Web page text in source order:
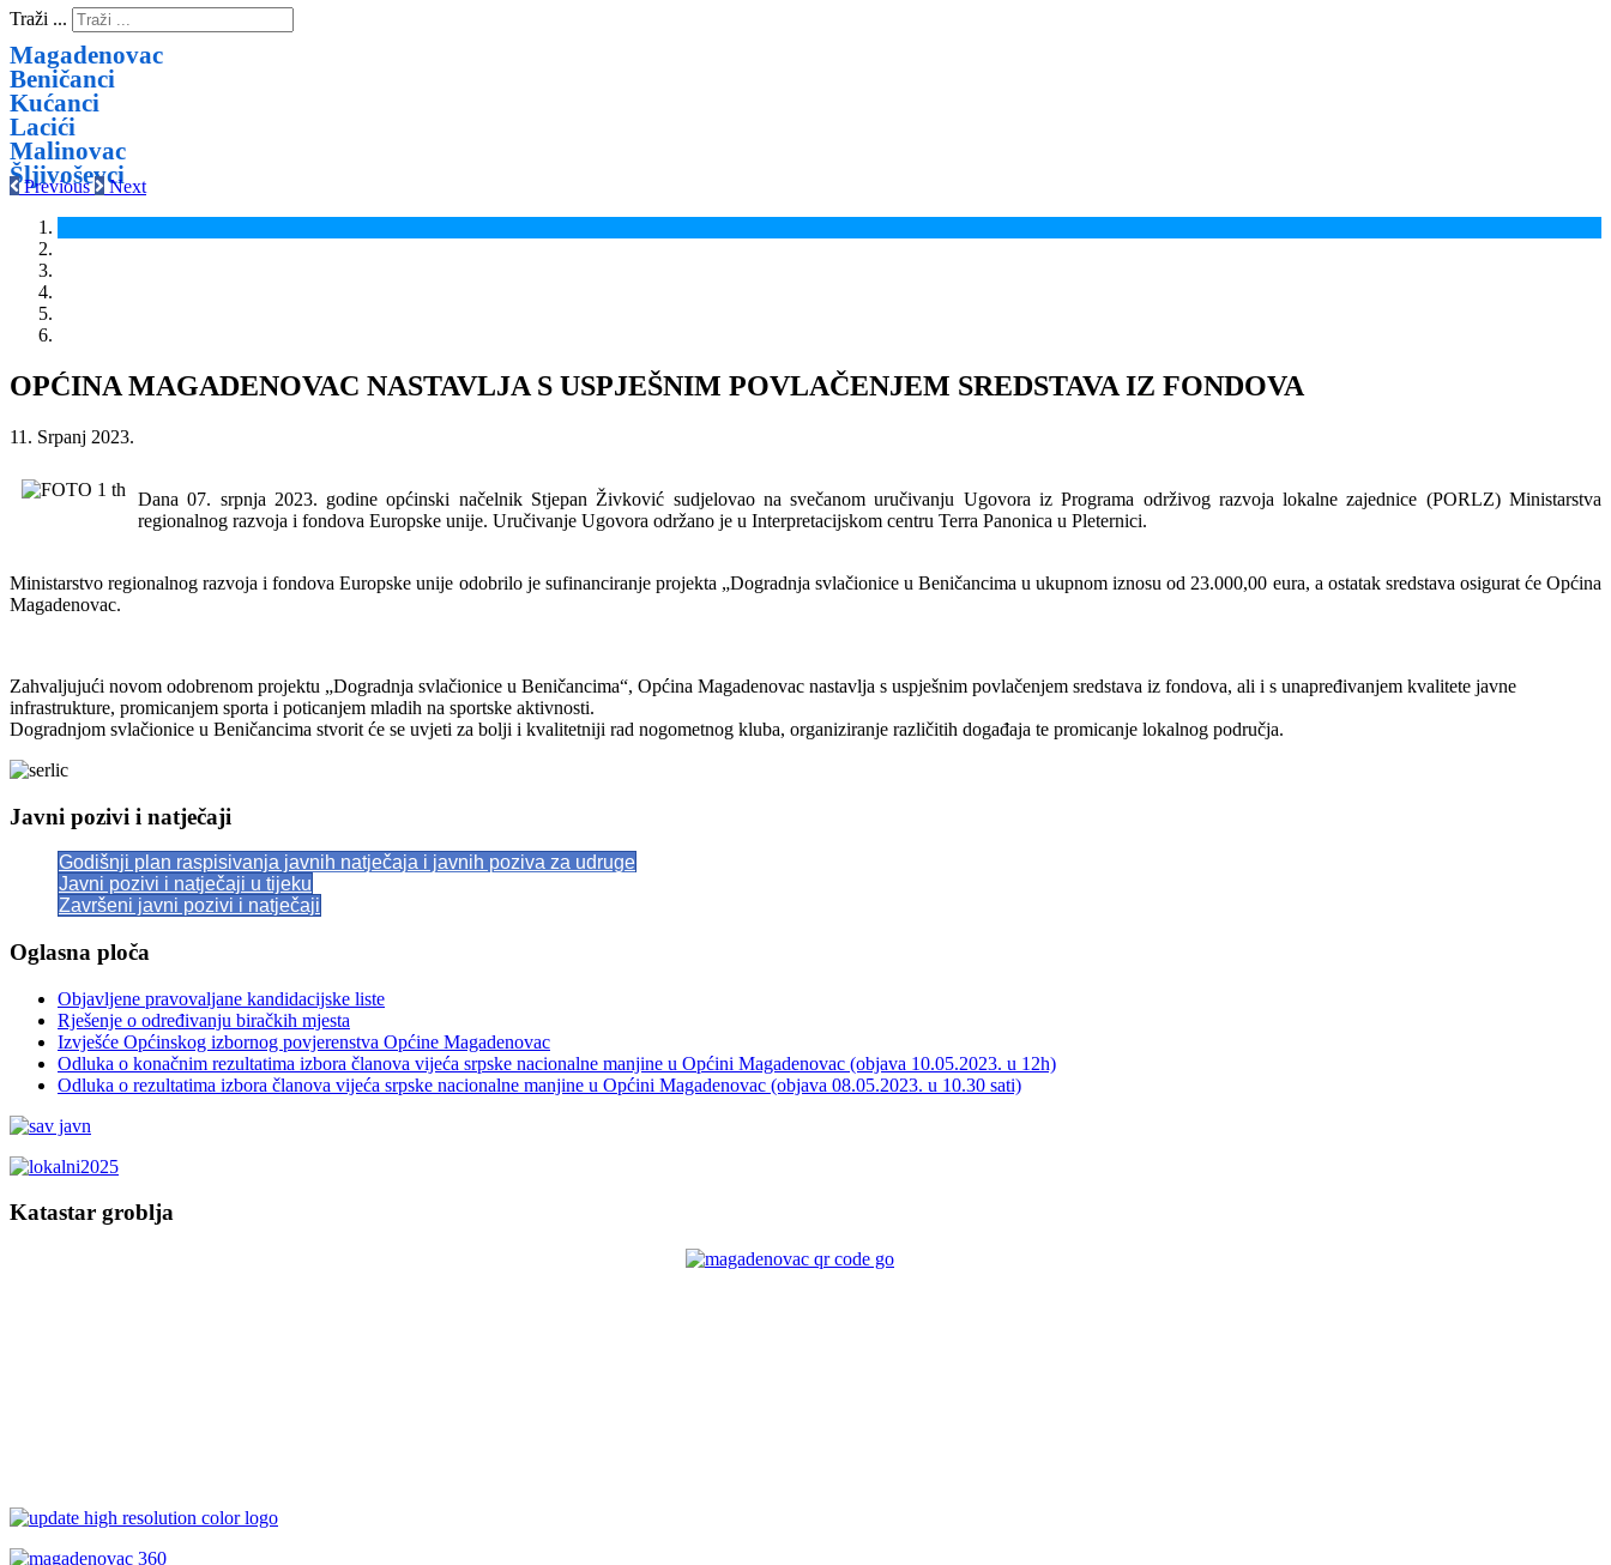
Traži ...
Magadenovac
Beničanci
Kućanci
Lacići
Malinovac
Šljivoševci
Previous Next
OPĆINA MAGADENOVAC NASTAVLJA S USPJEŠNIM POVLAČENJEM SREDSTAVA IZ FONDOVA
11. Srpanj 2023.
Dana 07. srpnja 2023. godine općinski načelnik Stjepan Živković sudjelovao na svečanom uručivanju Ugovora iz Programa održivog razvoja lokalne zajednice (PORLZ) Ministarstva
regionalnog razvoja i fondova Europske unije. Uručivanje Ugovora održano je u Interpretacijskom centru Terra Panonica u Pleternici.
Ministarstvo regionalnog razvoja i fondova Europske unije odobrilo je sufinanciranje projekta „Dogradnja svlačionice u Beničancima u ukupnom iznosu od 23.000,00 eura, a ostatak sredstava osigurat će Općina
Magadenovac.
Zahvaljujući novom odobrenom projektu „Dogradnja svlačionice u Beničancima“, Općina Magadenovac nastavlja s uspješnim povlačenjem sredstava iz fondova, ali i s unapređivanjem kvalitete javne
infrastrukture, promicanjem sporta i poticanjem mladih na sportske aktivnosti.
Dogradnjom svlačionice u Beničancima stvorit će se uvjeti za bolji i kvalitetniji rad nogometnog kluba, organiziranje različitih događaja te promicanje lokalnog područja.
Javni pozivi i natječaji
Godišnji plan raspisivanja javnih natječaja i javnih poziva za udruge
Javni pozivi i natječaji u tijeku
Završeni javni pozivi i natječaji
Oglasna ploča
Objavljene pravovaljane kandidacijske liste
Rješenje o određivanju biračkih mjesta
Izvješće Općinskog izbornog povjerenstva Općine Magadenovac
Odluka o konačnim rezultatima izbora članova vijeća srpske nacionalne manjine u Općini Magadenovac (objava 10.05.2023. u 12h)
Odluka o rezultatima izbora članova vijeća srpske nacionalne manjine u Općini Magadenovac (objava 08.05.2023. u 10.30 sati)
Katastar groblja